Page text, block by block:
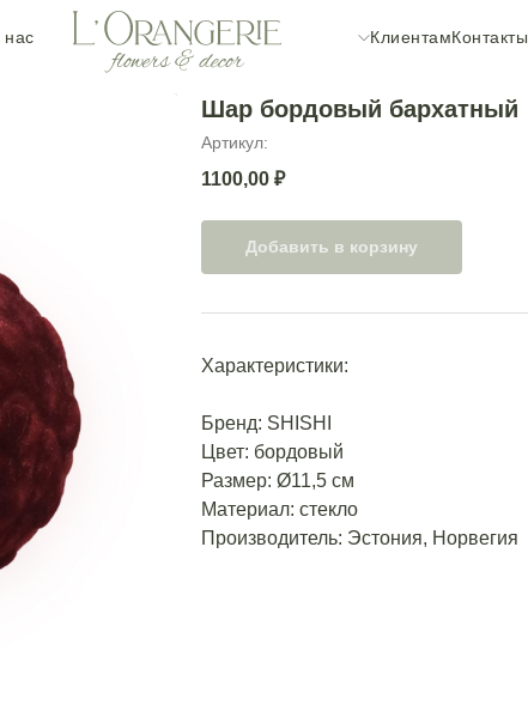
КлиентамКонтакты
Шар бордовый бархатный
Артикул:
1100,00 ₽
Добавить в корзину
Характеристики:
Бренд: SHISHI
Цвет: бордовый
Размер: Ø11,5 см
Материал: стекло
Производитель: Эстония, Норвегия